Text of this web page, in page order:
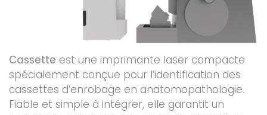
Cassette est une imprimante laser compacte
spécialement conçue pour l’identification des
cassettes d’enrobage en anatomopathologie.
Fiable et simple à intégrer, elle garantit un